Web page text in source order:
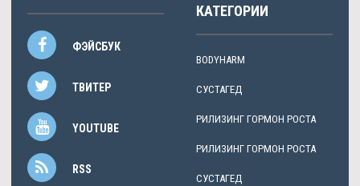
ФЭЙСБУК
ТВИТЕР
YOUTUBE
RSS
КАТЕГОРИИ
BODYHARM
СУСТАГЕД
РИЛИЗИНГ ГОРМОН РОСТА
РИЛИЗИНГ ГОРМОН РОСТА
СУСТАГЕД